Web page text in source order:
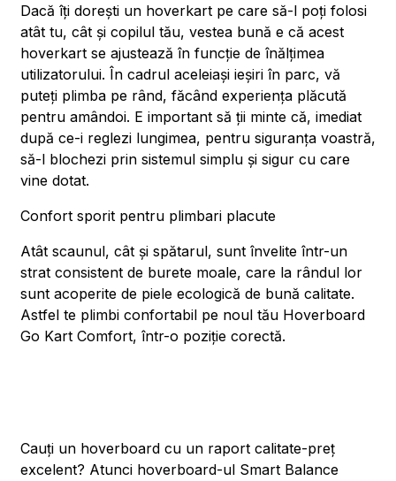
Dacă îți dorești un hoverkart pe care să-l poți folosi
atât tu, cât și copilul tău, vestea bună e că acest
hoverkart se ajustează în funcție de înălțimea
utilizatorului. În cadrul aceleiași ieșiri în parc, vă
puteți plimba pe rând, făcând experiența plăcută
pentru amândoi. E important să ții minte că, imediat
după ce-i reglezi lungimea, pentru siguranța voastră,
să-l blochezi prin sistemul simplu și sigur cu care
vine dotat.
Confort sporit pentru plimbari placute
Atât scaunul, cât și spătarul, sunt învelite într-un
strat consistent de burete moale, care la rândul lor
sunt acoperite de piele ecologică de bună calitate.
Astfel te plimbi confortabil pe noul tău Hoverboard
Go Kart Comfort, într-o poziție corectă.
Cauți un hoverboard cu un raport calitate-preț
excelent? Atunci hoverboard-ul Smart Balance